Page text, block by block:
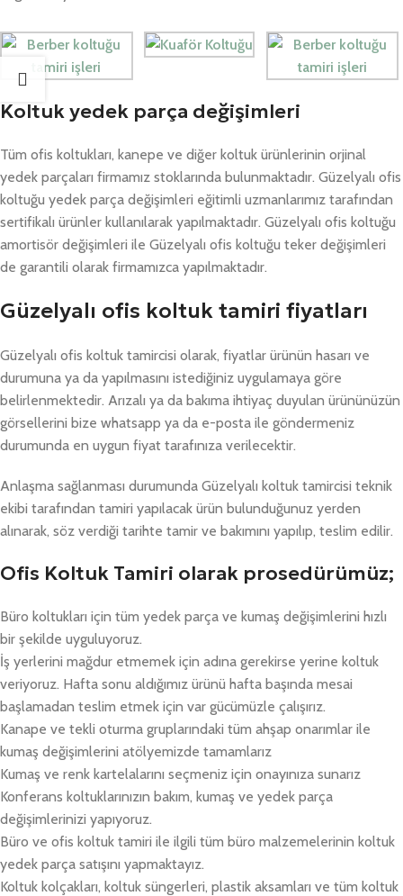
Koltuk yedek parça değişimleri
Tüm ofis koltukları, kanepe ve diğer koltuk ürünlerinin orjinal
yedek parçaları firmamız stoklarında bulunmaktadır. Güzelyalı ofis
koltuğu yedek parça değişimleri eğitimli uzmanlarımız tarafından
sertifikalı ürünler kullanılarak yapılmaktadır. Güzelyalı ofis koltuğu
amortisör değişimleri ile Güzelyalı ofis koltuğu teker değişimleri
de garantili olarak firmamızca yapılmaktadır.
Güzelyalı ofis koltuk tamiri fiyatları
Güzelyalı ofis koltuk tamircisi olarak, fiyatlar ürünün hasarı ve
durumuna ya da yapılmasını istediğiniz uygulamaya göre
belirlenmektedir. Arızalı ya da bakıma ihtiyaç duyulan ürününüzün
görsellerini bize whatsapp ya da e-posta ile göndermeniz
durumunda en uygun fiyat tarafınıza verilecektir.
Anlaşma sağlanması durumunda Güzelyalı koltuk tamircisi teknik
ekibi tarafından tamiri yapılacak ürün bulunduğunuz yerden
alınarak, söz verdiği tarihte tamir ve bakımını yapılıp, teslim edilir.
Ofis Koltuk Tamiri olarak prosedürümüz;
Büro koltukları için tüm yedek parça ve kumaş değişimlerini hızlı
bir şekilde uyguluyoruz.
İş yerlerini mağdur etmemek için adına gerekirse yerine koltuk
veriyoruz. Hafta sonu aldığımız ürünü hafta başında mesai
başlamadan teslim etmek için var gücümüzle çalışırız.
Kanape ve tekli oturma gruplarındaki tüm ahşap onarımlar ile
kumaş değişimlerini atölyemizde tamamlarız
Kumaş ve renk kartelalarını seçmeniz için onayınıza sunarız
Konferans koltuklarınızın bakım, kumaş ve yedek parça
değişimlerinizi yapıyoruz.
Büro ve ofis koltuk tamiri ile ilgili tüm büro malzemelerinin koltuk
yedek parça satışını yapmaktayız.
Koltuk kolçakları, koltuk süngerleri, plastik aksamları ve tüm koltuk